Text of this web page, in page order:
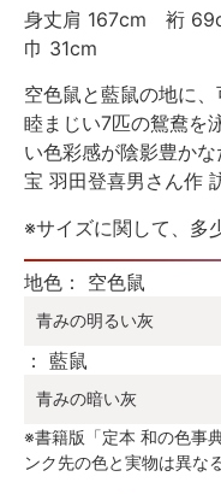
身丈肩 167cm 裄
巾 31cm
空色鼠と藍鼠の地に
睦まじい7匹の鴛鴦を
い色彩感が陰影豊か
宝 羽田登喜男さん作
※サイズに関して、多
地色： 空色鼠
青みの明るい灰
： 藍鼠
青みの暗い灰
※書籍版「定本 和の色事
ンク先の色と実物は異な